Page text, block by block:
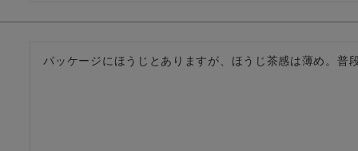
パッケージにほうじとありますが、ほうじ茶感は薄め。普